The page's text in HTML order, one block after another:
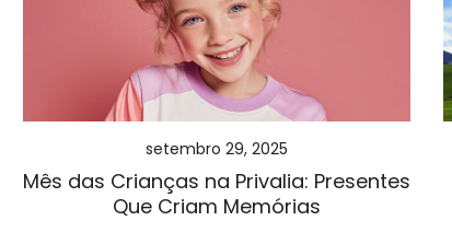
setembro 29, 2025
Mês das Crianças na Privalia: Presentes
Que Criam Memórias